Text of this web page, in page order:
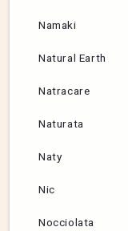
Namaki
Natural Earth
Natracare
Naturata
Naty
Nic
Nocciolata